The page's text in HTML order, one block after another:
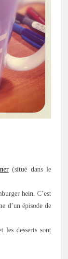
(situé dans le
hein. C’est
d’un épisode de
les desserts sont